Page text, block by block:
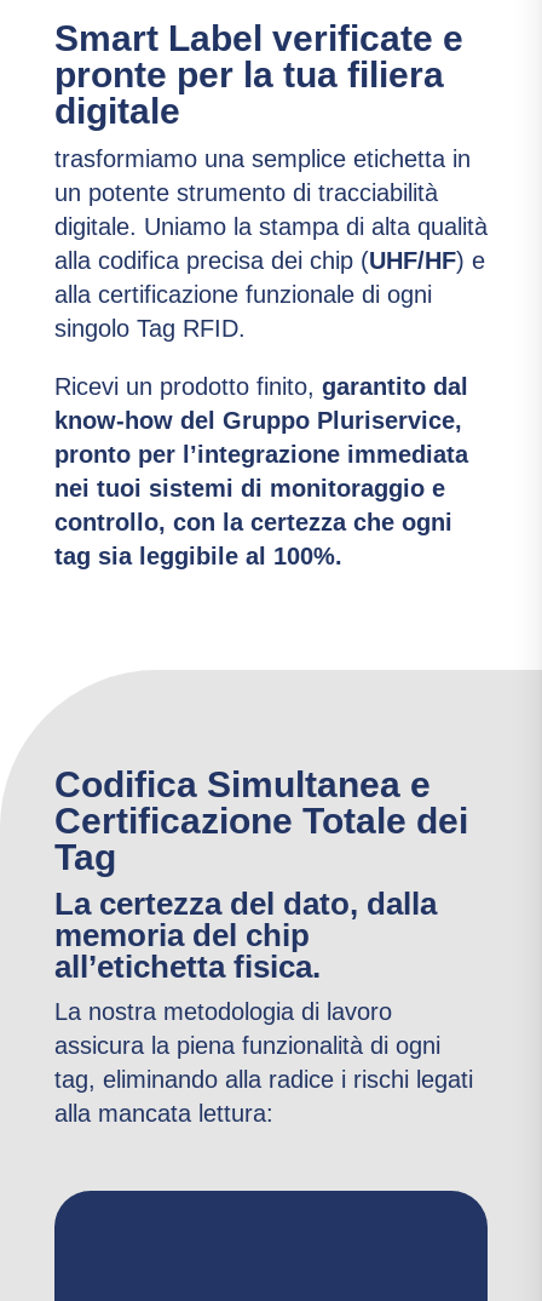
Smart Label verificate e
pronte per la tua filiera
digitale
trasformiamo una semplice etichetta in
un potente strumento di tracciabilità
digitale. Uniamo la stampa di alta qualità
alla codifica precisa dei chip (UHF/HF) e
alla certificazione funzionale di ogni
singolo Tag RFID.
Ricevi un prodotto finito, garantito dal
know-how del Gruppo Pluriservice,
pronto per l’integrazione immediata
nei tuoi sistemi di monitoraggio e
controllo, con la certezza che ogni
tag sia leggibile al 100%.
Codifica Simultanea e
Certificazione Totale dei
Tag
La certezza del dato, dalla
memoria del chip
all’etichetta fisica.
La nostra metodologia di lavoro
assicura la piena funzionalità di ogni
tag, eliminando alla radice i rischi legati
alla mancata lettura: